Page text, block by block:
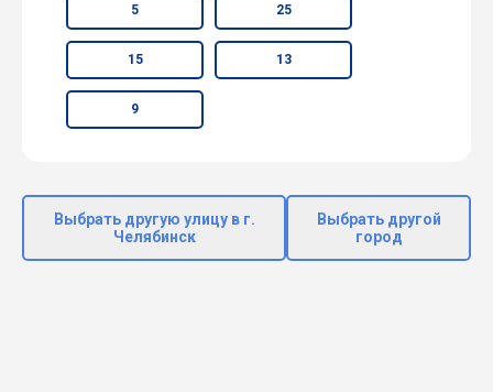
5 25
15 13
9
Выбрать другую улицу в г.
Челябинск
Выбрать другой
город